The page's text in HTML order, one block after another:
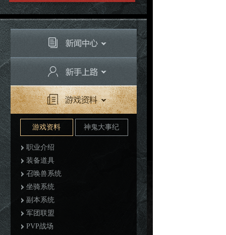
游戏资料 神鬼大事纪
职业介绍
装备道具
召唤兽系统
坐骑系统
副本系统
军团联盟
PVP战场